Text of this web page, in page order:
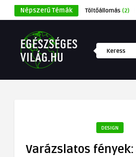
Népszerű Témák Töltőállomás (2)
DESIGN
Varázslatos